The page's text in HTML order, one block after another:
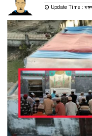
Update Time :